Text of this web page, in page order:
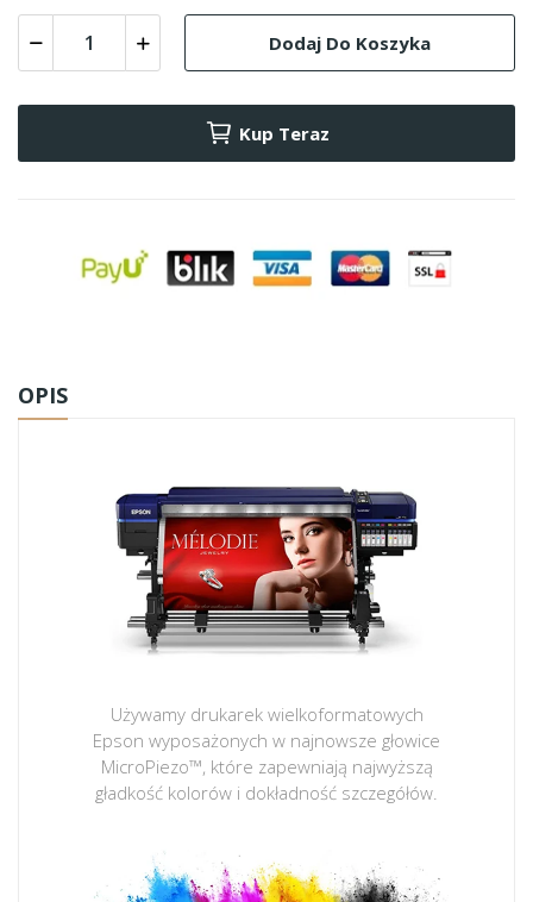
Dodaj Do Koszyka
Kup Teraz
OPIS
Używamy drukarek wielkoformatowych
Epson wyposażonych w najnowsze głowice
MicroPiezo™, które zapewniają najwyższą
gładkość kolorów i dokładność szczegółów.